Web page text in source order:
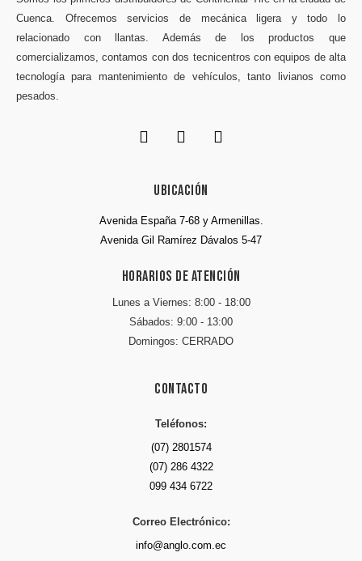
Cuenca. Ofrecemos servicios de mecánica ligera y todo lo
relacionado con llantas. Además de los productos que
comercializamos, contamos con dos tecnicentros con equipos de alta
tecnología para mantenimiento de vehículos, tanto livianos como
pesados.
Ubicación
Avenida España 7-68 y Armenillas.
Avenida Gil Ramírez Dávalos 5-47
Horarios de atención
Lunes a Viernes: 8:00 - 18:00
Sábados: 9:00 - 13:00
Domingos: CERRADO
Contacto
Teléfonos:
(07) 2801574
(07) 286 4322
099 434 6722
Correo Electrónico:
info@anglo.com.ec